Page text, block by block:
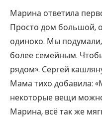
Марина ответила
Просто дом большой,
одиноко. Мы
более семейным.
рядом». Сергей
Мама тихо добавила:
некоторые вещи
Марина, всё так же